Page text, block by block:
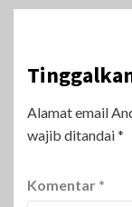
Alamat email
wajib ditandai*
Komentar *